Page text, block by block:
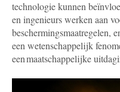
technologie kunnen
en ingenieurs werken aan
beschermingsmaatregelen,
een wetenschappelijk
een maatschappelijke